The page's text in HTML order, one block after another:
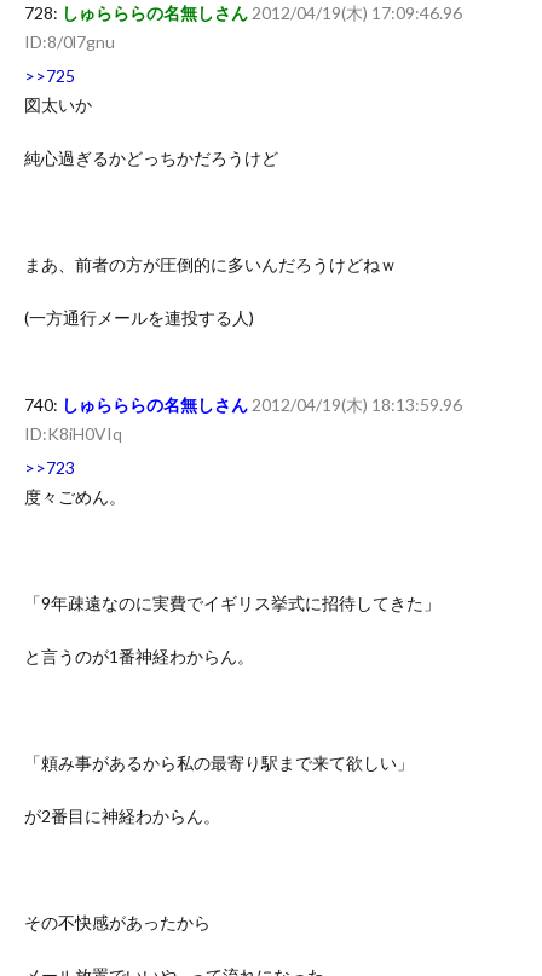
728: しゅらららの名無しさん 2012/04/19(木) 17:09:46.96
ID:8/0l7gnu
>>725
図太いか
純心過ぎるかどっちかだろうけど
まあ、前者の方が圧倒的に多いんだろうけどねｗ
(一方通行メールを連投する人)
740: しゅらららの名無しさん 2012/04/19(木) 18:13:59.96
ID:K8iH0VIq
>>723
度々ごめん。
「9年疎遠なのに実費でイギリス挙式に招待してきた」
と言うのが1番神経わからん。
「頼み事があるから私の最寄り駅まで来て欲しい」
が2番目に神経わからん。
その不快感があったから